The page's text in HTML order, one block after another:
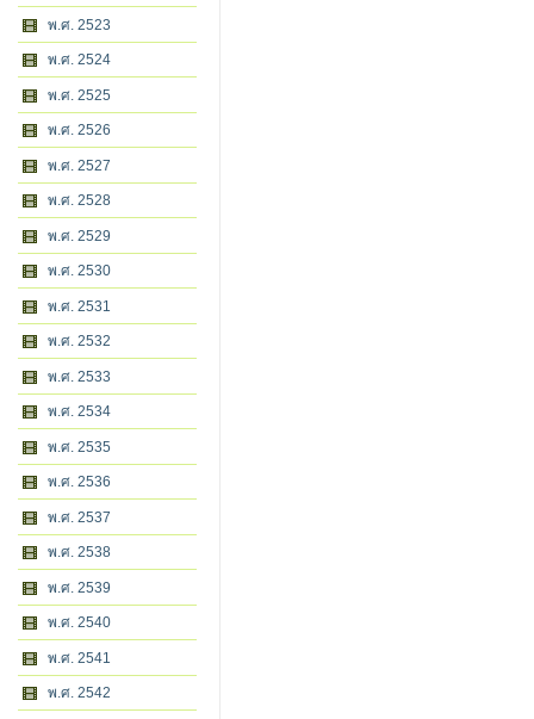
พ.ศ. 2523
พ.ศ. 2524
พ.ศ. 2525
พ.ศ. 2526
พ.ศ. 2527
พ.ศ. 2528
พ.ศ. 2529
พ.ศ. 2530
พ.ศ. 2531
พ.ศ. 2532
พ.ศ. 2533
พ.ศ. 2534
พ.ศ. 2535
พ.ศ. 2536
พ.ศ. 2537
พ.ศ. 2538
พ.ศ. 2539
พ.ศ. 2540
พ.ศ. 2541
พ.ศ. 2542